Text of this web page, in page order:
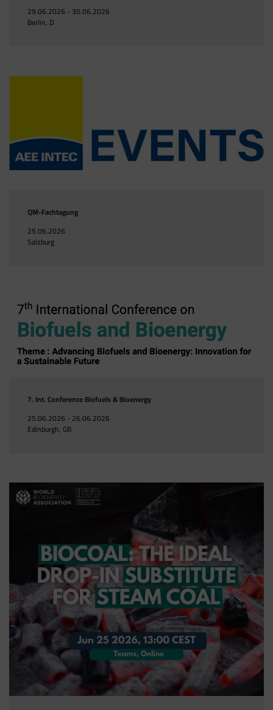
29.06.2026 - 30.06.2026
Berlin, D
QM-Fachtagung
25.06.2026
Salzburg
7. Int. Conference Biofuels & Bioenergy
25.06.2026 - 26.06.2026
Edinburgh, GB